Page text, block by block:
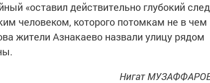
«оставил действительно глубокий след
человеком, которого потомкам не в чем
жители Азнакаево назвали улицу рядом
Нигат